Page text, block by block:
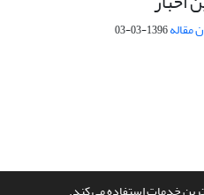
مقاله1396-03-03
ازسیناوب